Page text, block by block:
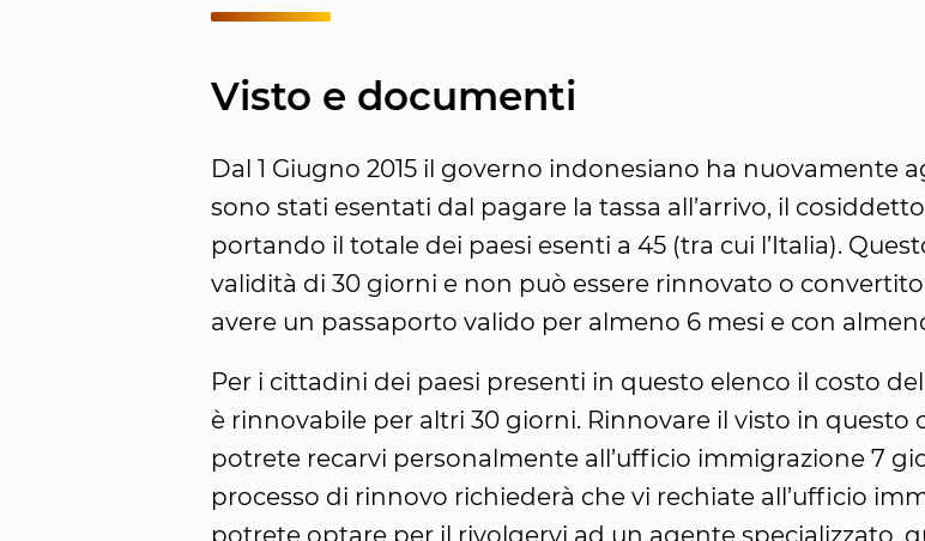
Visto e documenti
Dal 1 Giugno 2015 il governo indonesiano ha nuovamente
sono stati esentati dal pagare la tassa all’arrivo, il
portando il totale dei paesi esenti a 45 (tra cui l’Italia).
validità di 30 giorni e non può essere rinnovato o
avere un passaporto valido per almeno 6 mesi e con
Per i cittadini dei paesi presenti in questo elenco il costo
è rinnovabile per altri 30 giorni. Rinnovare il visto in
potrete recarvi personalmente all’ufficio immigrazione 7
processo di rinnovo richiederà che vi rechiate all’ufficio